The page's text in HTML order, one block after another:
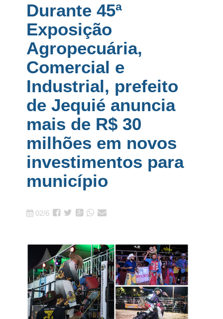
Durante 45ª
Exposição
Agropecuária,
Comercial e
Industrial, prefeito
de Jequié anuncia
mais de R$ 30
milhões em novos
investimentos para
município
02/6